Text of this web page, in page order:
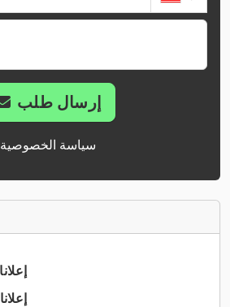
إرسال طلب
سياسة الخصوصية
+49 6136 ...
+49 6136 ...